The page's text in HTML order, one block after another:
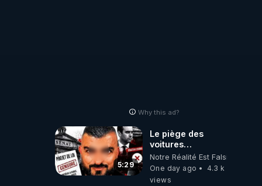
Why this ad?
5:29
Le piège des
voitures
électriques se
referme sur les
usagers !
Notre Réalité Est Falsifiée Et
One day ago
4.3 k
views